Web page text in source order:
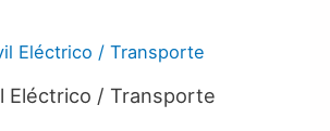
Eléctrico / Transporte